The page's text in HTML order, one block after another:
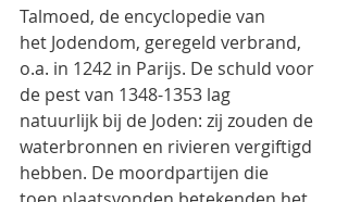
Talmoed, de encyclopedie van
het Jodendom, geregeld verbrand,
o.a. in 1242 in Parijs. De schuld voor
de pest van 1348-1353 lag
natuurlijk bij de Joden: zij zouden de
waterbronnen en rivieren vergiftigd
hebben. De moordpartijen die